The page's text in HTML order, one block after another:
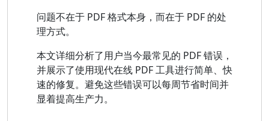
问题不在于 PDF 格式本身，而在于 PDF 的处
理方式。
本文详细分析了用户当今最常见的 PDF 错误，
并展示了使用现代在线 PDF 工具进行简单、快
速的修复。避免这些错误可以每周节省时间并
显着提高生产力。